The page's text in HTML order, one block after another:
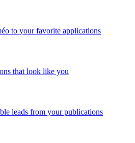
to your favorite applications
that look like you
leads from your publications